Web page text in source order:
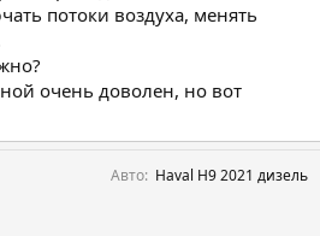
потоки воздуха, менять
очень доволен, но вот
Авто Haval H9 2021 дизель